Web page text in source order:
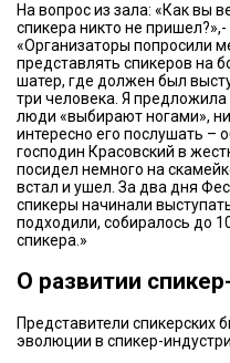
На вопрос из зала: «Как вы
спикера никто не
«Организаторы попросили
представлять спикеров на
шатер, где должен был
три человека. Я
люди «выбирают ногами»,
интересно его послушать –
господин Красовский в
посидел немного на
встал и ушел. За два дня
спикеры начинали
подходили, собиралось до
спикера.»
О развитии
Представители
эволюции в спикер-